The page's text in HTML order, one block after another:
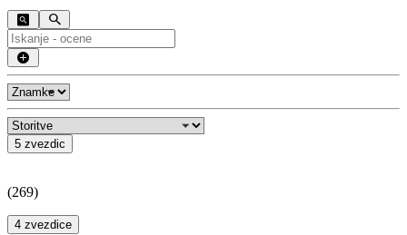
5 zvezdic
(269)
4 zvezdice